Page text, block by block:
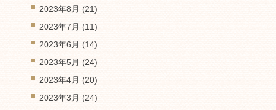
2023年8月 (21)
2023年7月 (11)
2023年6月 (14)
2023年5月 (24)
2023年4月 (20)
2023年3月 (24)